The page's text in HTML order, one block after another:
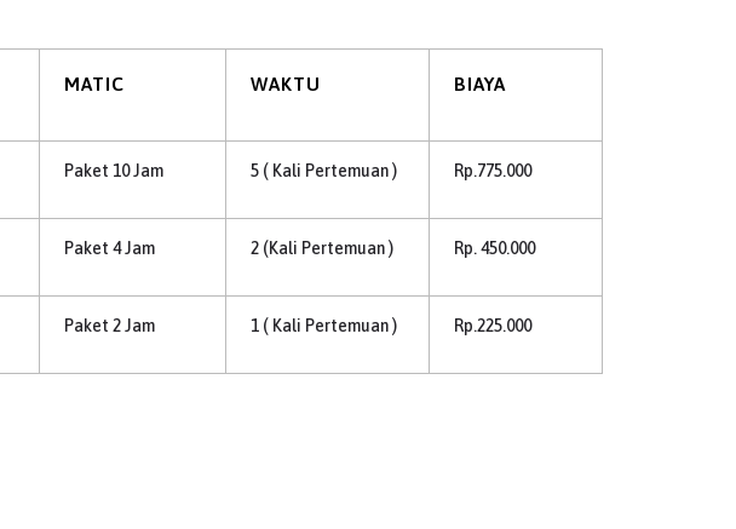
MATIC WAKTU BIAYA
Paket 10 Jam 5 ( Kali Pertemuan ) Rp.775.000
Paket 4 Jam 2 (Kali Pertemuan ) Rp. 450.000
Paket 2 Jam 1 ( Kali Pertemuan ) Rp.225.000